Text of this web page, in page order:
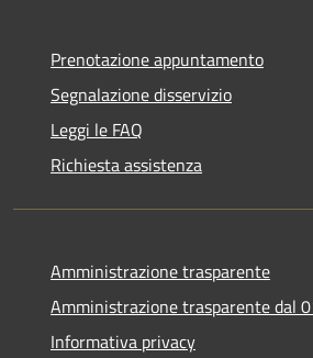
Prenotazione appuntamento
Segnalazione disservizio
Leggi le FAQ
Richiesta assistenza
Amministrazione trasparente
Amministrazione trasparente dal
Informativa privacy